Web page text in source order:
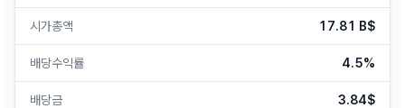
시가총액 17.81 B$
배당수익률 4.5%
배당금 3.84$